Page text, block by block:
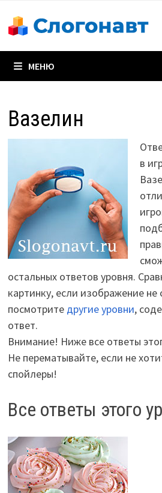
содержимому
МЕНЮ
Вазелин
в
остальных ответов уровня.
картинку, если изображение не
посмотрите другие уровни,
ответ.
Внимание! Ниже все ответы
Не перематывайте, если не
спойлеры!
Все ответы этого